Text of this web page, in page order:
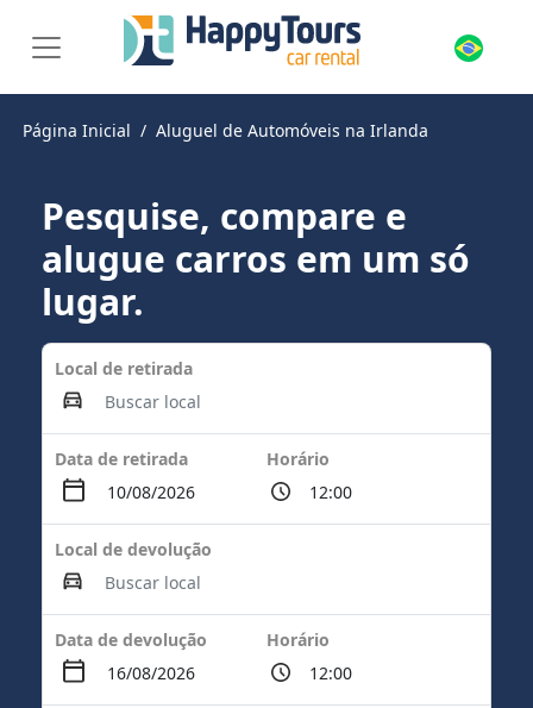
Página Inicial Aluguel de Automóveis na Irlanda
Pesquise, compare e
alugue carros em um só
lugar.
Local de retirada
Data de retirada Horário
Local de devolução
Data de devolução Horário